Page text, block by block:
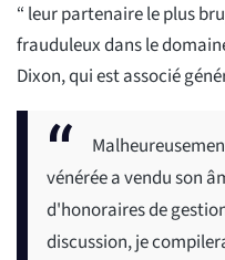
“ leur partenaire le plus
frauduleux dans le
Dixon, qui est associé
vénérée a vendu son
d'honoraires de
discussion, je